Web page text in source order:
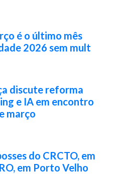
é o último mês
2026 sem mult
discute reforma
e IA em encontro
março
do CRCTO, em
em Porto Velho